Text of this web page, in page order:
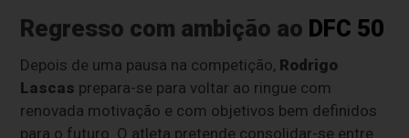
Regresso com ambição ao DFC 50
Depois de uma pausa na competição, Rodrigo
Lascas prepara-se para voltar ao ringue com
renovada motivação e com objetivos bem definidos
para o futuro. O atleta pretende consolidar-se entre